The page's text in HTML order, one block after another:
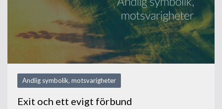
Andlig symbolik, motsvarigheter
Exit och ett evigt förbund